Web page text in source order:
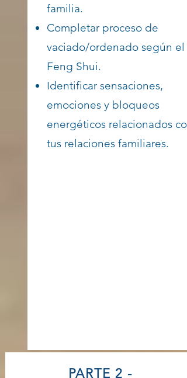
familia.
Completar proceso de
vaciado/ordenado según el
Feng Shui.
Identificar sensaciones,
emociones y bloqueos
energéticos relacionados con
tus relaciones familiares.
PARTE 2 -